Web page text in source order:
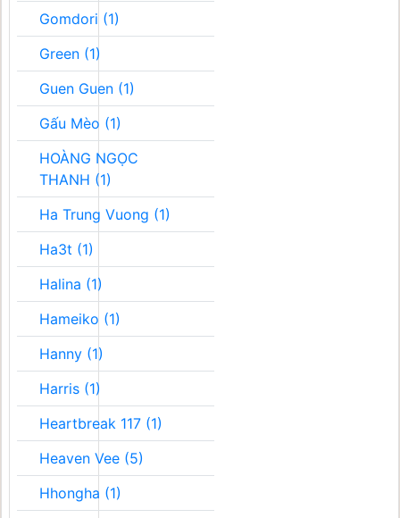
Gomdori (1)
Green (1)
Guen Guen (1)
Gấu Mèo (1)
HOÀNG NGỌC
THANH (1)
Ha Trung Vuong (1)
Ha3t (1)
Halina (1)
Hameiko (1)
Hanny (1)
Harris (1)
Heartbreak 117 (1)
Heaven Vee (5)
Hhongha (1)